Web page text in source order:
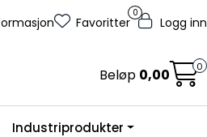
0
Favoritter Logg inn
Beløp 0,00 0
Industriprodukter